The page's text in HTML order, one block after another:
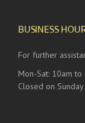
BUSINESS
For further
Mon-Sat: 10am to
Closed on Sunday